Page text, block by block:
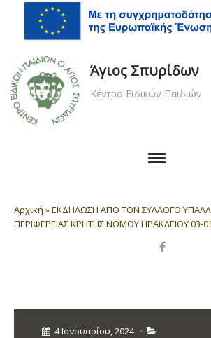
Άγιος Σπυρίδων
Κέντρο Ειδικών Παιδιών
Αρχική »ΕΚΔΗΛΩΣΗ ΑΠΟ ΤΟΝ ΣΥΛΛΟΓΟ
ΠΕΡΙΦΕΡΕΙΑΣ ΚΡΗΤΗΣ ΝΟΜΟΥ ΗΡΑΚΛΕΙΟΥ 03-
4 Ιανουαρίου, 2024 ·